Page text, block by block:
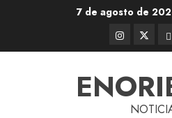
7 de agosto de
Instagram
Twitter
(X)